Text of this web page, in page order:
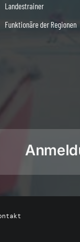
Landestrainer
Funktionäre der Regionen